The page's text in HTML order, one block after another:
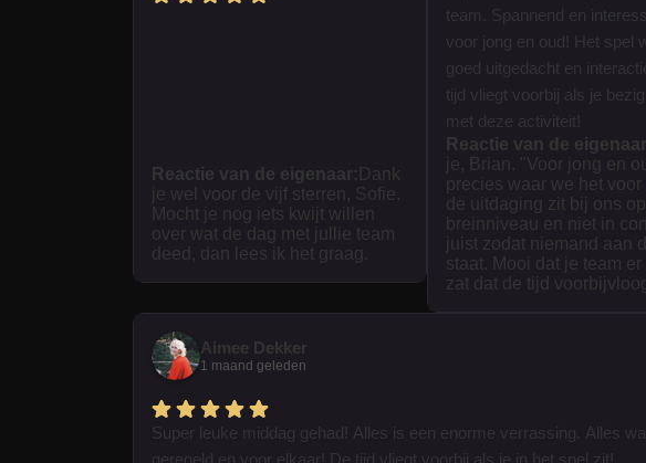
Reactie van de eigenaar: Dank
je wel voor de vijf sterren, Sofie.
Mocht je nog iets kwijt willen
over wat de dag met jullie team
deed, dan lees ik het graag.
team. Spannend en
voor jong en oud! Het spel
goed uitgedacht en
tijd vliegt voorbij als je
met deze activiteit!
Reactie van de
je, Brian. "Voor jong en
precies waar we het voor
de uitdaging zit bij ons op
breinniveau en niet in
juist zodat niemand aan
staat. Mooi dat je team er
zat dat de tijd
Aimee Dekker
1 maand geleden
Super leuke middag gehad! Alles is een enorme verrassing. Alles